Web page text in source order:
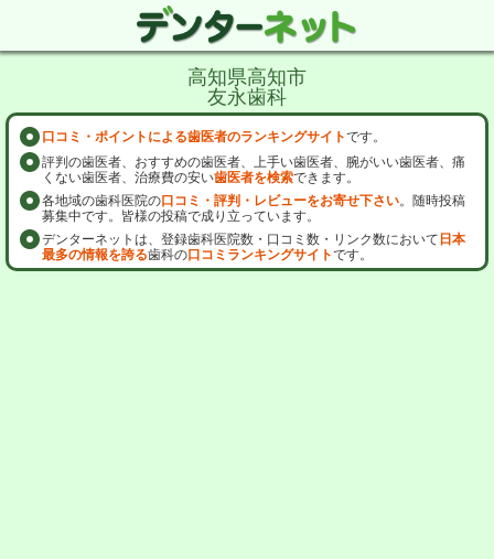
高知県高知市
友永歯科
口コミ・ポイントによる歯医者のランキングサイトです。
評判の歯医者、おすすめの歯医者、上手い歯医者、腕がいい歯医者、痛
くない歯医者、治療費の安い歯医者を検索できます。
各地域の歯科医院の口コミ・評判・レビューをお寄せ下さい。随時投稿
募集中です。皆様の投稿で成り立っています。
デンターネットは、登録歯科医院数・口コミ数・リンク数において 日本
最多の情報を誇る歯科の口コミランキングサイトです。